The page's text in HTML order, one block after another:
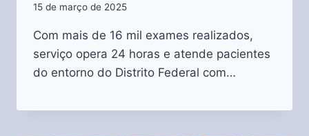
15 de março de 2025
Com mais de 16 mil exames realizados,
serviço opera 24 horas e atende pacientes
do entorno do Distrito Federal com…